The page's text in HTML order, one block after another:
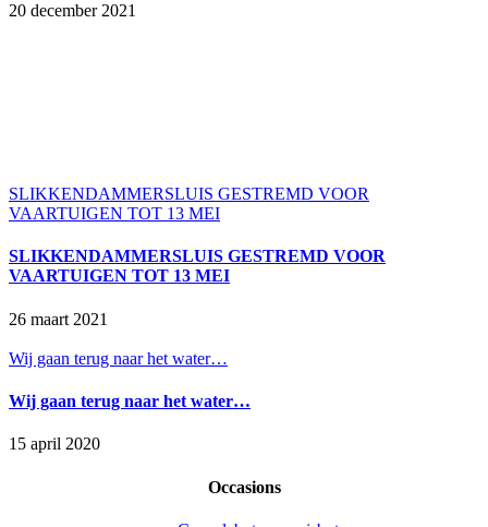
20 december 2021
SLIKKENDAMMERSLUIS GESTREMD VOOR
VAARTUIGEN TOT 13 MEI
SLIKKENDAMMERSLUIS GESTREMD VOOR
VAARTUIGEN TOT 13 MEI
26 maart 2021
Wij gaan terug naar het water…
Wij gaan terug naar het water…
15 april 2020
Occasions